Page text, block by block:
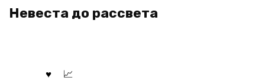
Невеста до рассвета